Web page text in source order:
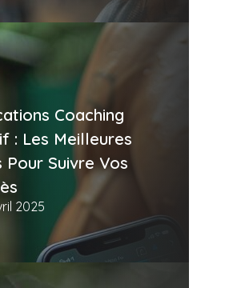
Coaching
: Les Meilleures
Pour Suivre Vos
2025